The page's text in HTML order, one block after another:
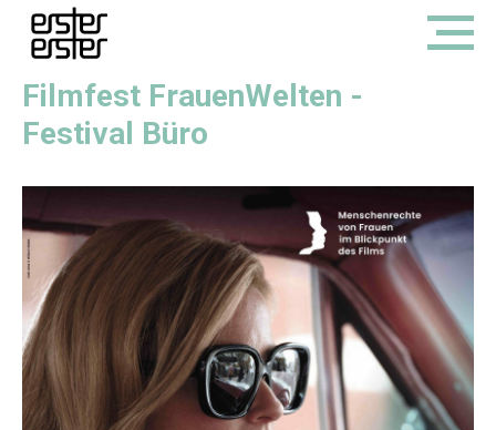
Filmfest FrauenWelten -
Festival Büro